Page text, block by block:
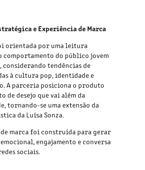
e Experiência de Marca
orientada por uma leitura
comportamento do público jovem
considerando tendências de
à cultura pop, identidade e
A parceria posiciona o produto
de desejo que vai além da
tornando-se uma extensão da
da Luísa Sonza.
marca foi construída para gerar
engajamento e conversa
sociais.